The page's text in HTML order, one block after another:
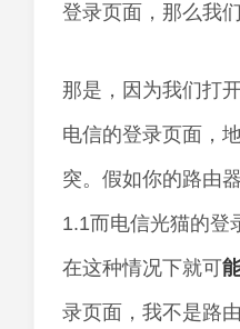
登录页面，那么我
那是，因为我们打
电信的登录页面，
突。假如你的路由
1.1而电信光猫的登
在这种情况下就可
录页面，我不是路